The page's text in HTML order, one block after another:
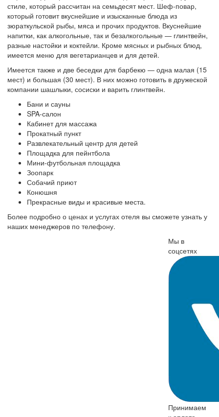
стиле, который рассчитан на семьдесят мест. Шеф-повар,
который готовит вкуснейшие и изысканные блюда из
зюраткульской рыбы, мяса и прочих продуктов. Вкуснейшие
напитки, как алкогольные, так и безалкогольные — глинтвейн,
разные настойки и коктейли. Кроме мясных и рыбных блюд,
имеется меню для вегетарианцев и для детей.
Имеется также и две беседки для барбекю — одна малая (15
мест) и большая (30 мест). В них можно готовить в дружеской
компании шашлыки, сосиски и варить глинтвейн.
Бани и сауны
SPA-салон
Кабинет для массажа
Прокатный пункт
Развлекательный центр для детей
Площадка для пейнтбола
Мини-футбольная площадка
Зоопарк
Собачий приют
Конюшня
Прекрасные виды и красивые места.
Более подробно о ценах и услугах отеля вы сможете узнать у
наших менеджеров по телефону.
Мы в
соцсетях
Принимаем